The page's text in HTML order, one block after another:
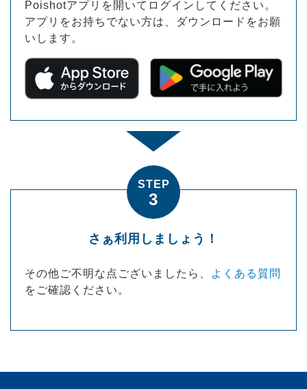
Poishotアプリを開いてログインしてください。
アプリをお持ちでない方は、ダウンロードをお願
いします。
STEP
3
さぁ利用しましょう！
その他ご不明な点ございましたら、
よくある質問
をご確認ください。